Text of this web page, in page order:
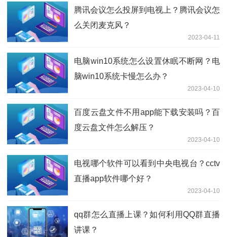
腾讯会议怎么投屏到电视上？腾讯会议怎
么关闭麦克风？
2023-04-11
电脑win10系统怎么设置休眠不断网？电
脑win10系统卡慢怎么办？
2023-04-10
百度云盘文件不用app能下载安装吗？百
度云盘文件怎么解压？
2023-04-10
电视哪个软件可以看到中央电视台？cctv
直播app软件哪个好？
2023-04-10
qq群怎么直播上课？如何利用QQ群直播
讲课？